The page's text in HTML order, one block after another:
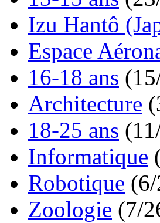
Izu Hantô
Espace
16-18 ans
Architecture
18-25 ans
Informatique
Robotique
Zoologie (7/